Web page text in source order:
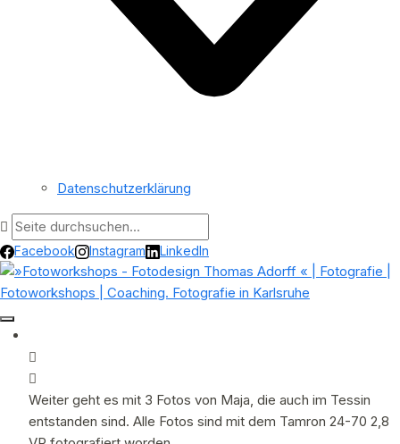
Datenschutzerklärung
Facebook Instagram LinkedIn
Weiter geht es mit 3 Fotos von Maja, die auch im Tessin
entstanden sind. Alle Fotos sind mit dem Tamron 24-70 2,8